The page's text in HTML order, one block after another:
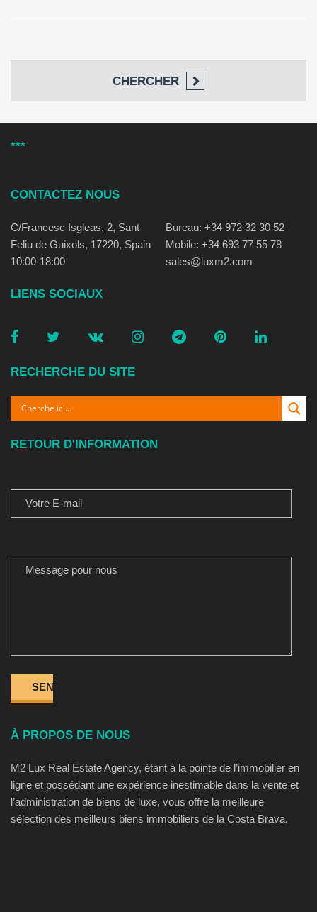
CHERCHER
***
CONTACTEZ NOUS
C/Francesc Isgleas, 2, Sant
Feliu de Guixols, 17220, Spain
10:00-18:00
Bureau: +34 972 32 30 52
Mobile: +34 693 77 55 78
sales@luxm2.com
LIENS SOCIAUX
RECHERCHE DU SITE
RETOUR D'INFORMATION
À PROPOS DE NOUS
M2 Lux Real Estate Agency, étant à la pointe de l’immobilier en
ligne et possédant une expérience inestimable dans la vente et
l’administration de biens de luxe, vous offre la meilleure
sélection des meilleurs biens immobiliers de la Costa Brava.